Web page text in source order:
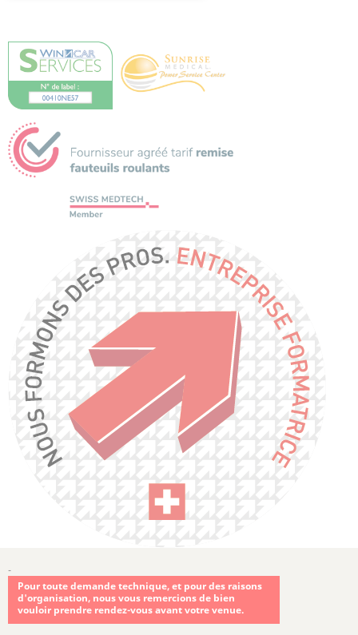
-
Pour toute demande technique, et pour des raisons
d'organisation, nous vous remercions de bien
vouloir prendre rendez-vous avant votre venue.